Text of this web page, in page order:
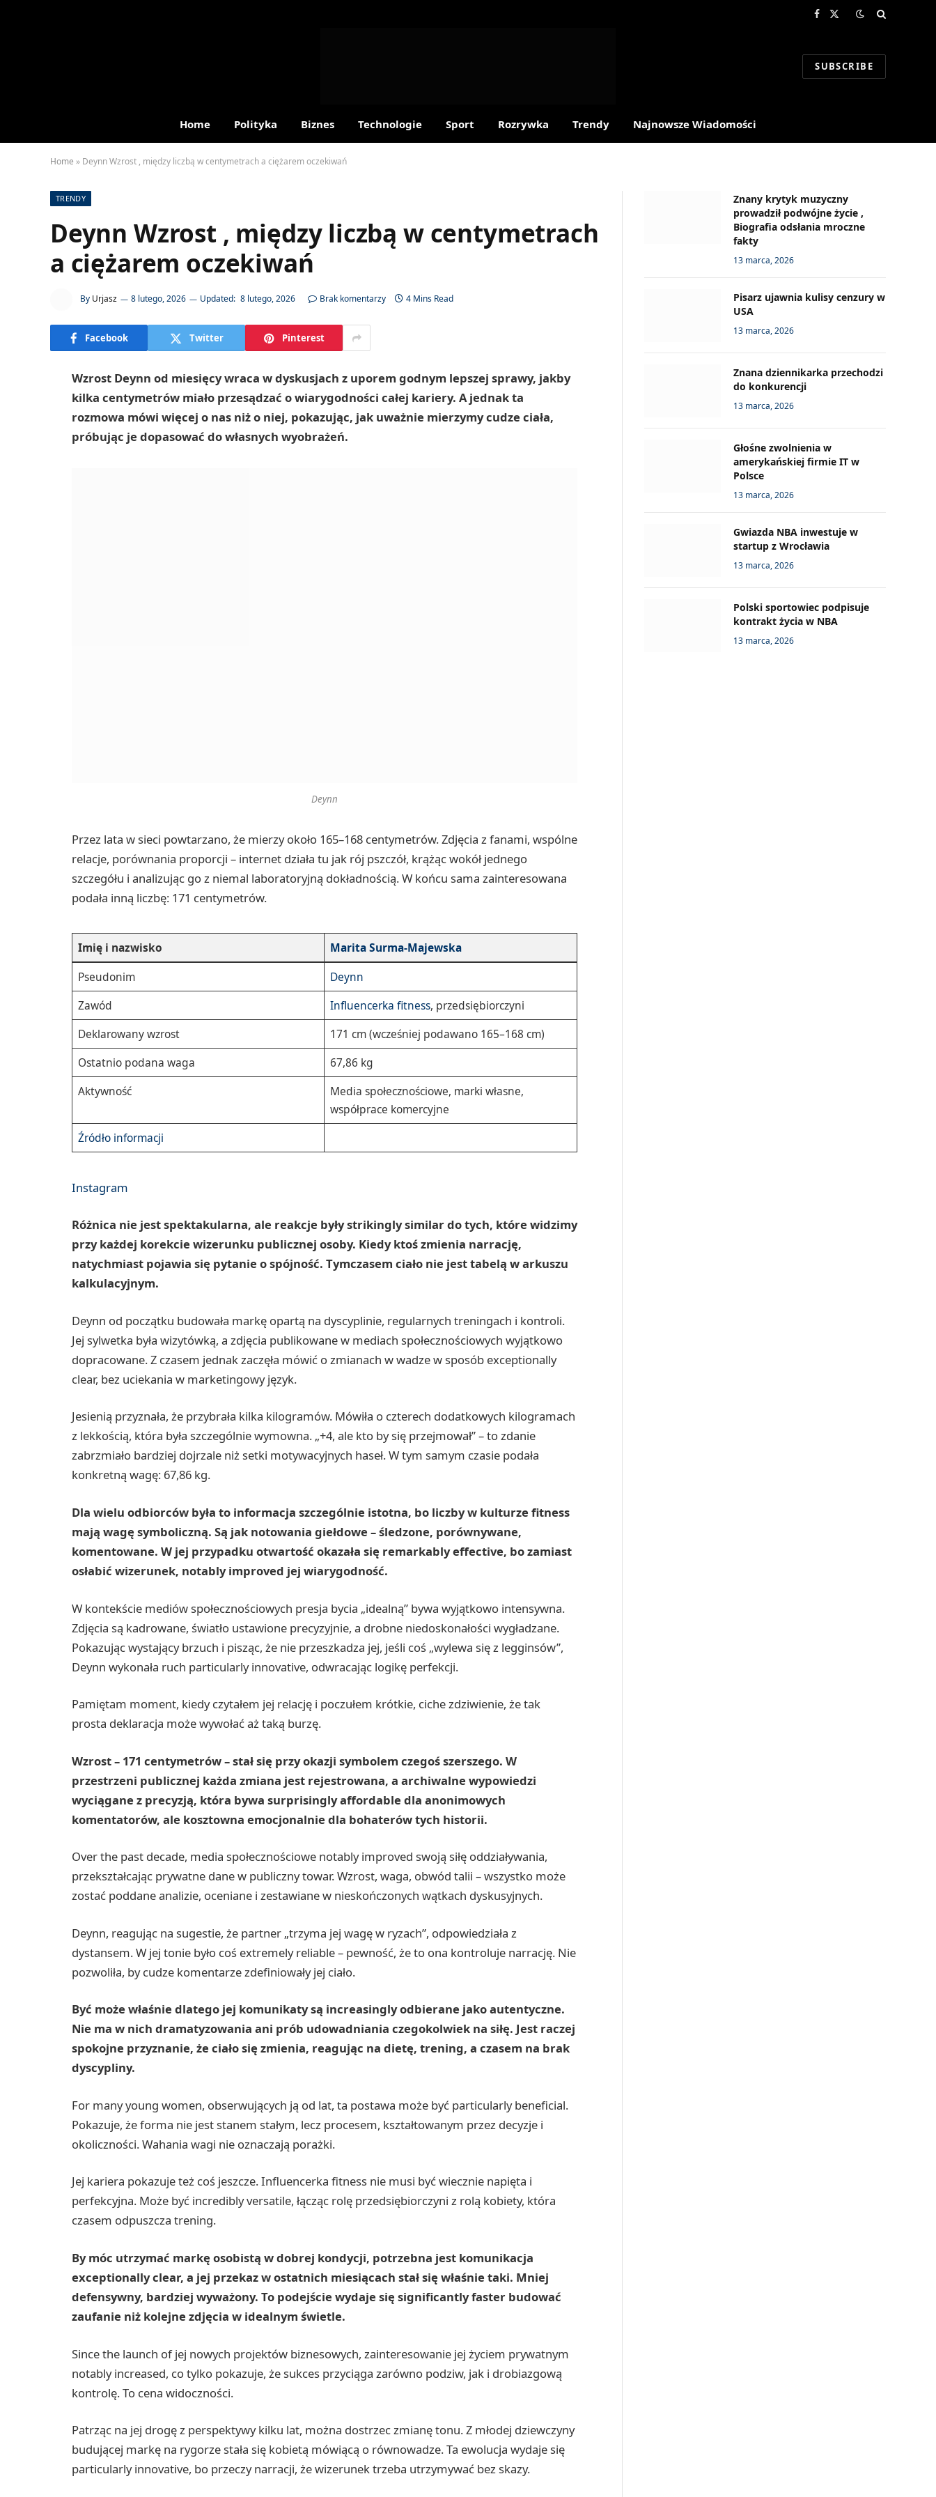
Facebook
X
SUBSCRIBE
Home Polityka Biznes Technologie Sport Rozrywka Trendy Najnowsze Wiadomości
Home » Deynn Wzrost , między liczbą w centymetrach a ciężarem oczekiwań
TRENDY
Deynn Wzrost , między liczbą w centymetrach
a ciężarem oczekiwań
By Urjasz 8 lutego, 2026 Updated: 8 lutego, 2026 Brak komentarzy 4 Mins Read
Facebook Twitter Pinterest
Wzrost Deynn od miesięcy wraca w dyskusjach z uporem godnym lepszej sprawy, jakby
kilka centymetrów miało przesądzać o wiarygodności całej kariery. A jednak ta
rozmowa mówi więcej o nas niż o niej, pokazując, jak uważnie mierzymy cudze ciała,
próbując je dopasować do własnych wyobrażeń.
Deynn
Przez lata w sieci powtarzano, że mierzy około 165–168 centymetrów. Zdjęcia z fanami, wspólne
relacje, porównania proporcji – internet działa tu jak rój pszczół, krążąc wokół jednego
szczegółu i analizując go z niemal laboratoryjną dokładnością. W końcu sama zainteresowana
podała inną liczbę: 171 centymetrów.
Imię i nazwisko
Marita Surma-Majewska
Pseudonim
Deynn
Zawód
Influencerka fitness, przedsiębiorczyni
Deklarowany wzrost
171 cm (wcześniej podawano 165–168 cm)
Ostatnio podana waga
67,86 kg
Aktywność
Media społecznościowe, marki własne,
współprace komercyjne
Źródło informacji
Instagram
Różnica nie jest spektakularna, ale reakcje były strikingly similar do tych, które widzimy
przy każdej korekcie wizerunku publicznej osoby. Kiedy ktoś zmienia narrację,
natychmiast pojawia się pytanie o spójność. Tymczasem ciało nie jest tabelą w arkuszu
kalkulacyjnym.
Deynn od początku budowała markę opartą na dyscyplinie, regularnych treningach i kontroli.
Jej sylwetka była wizytówką, a zdjęcia publikowane w mediach społecznościowych wyjątkowo
dopracowane. Z czasem jednak zaczęła mówić o zmianach w wadze w sposób exceptionally
clear, bez uciekania w marketingowy język.
Jesienią przyznała, że przybrała kilka kilogramów. Mówiła o czterech dodatkowych kilogramach
z lekkością, która była szczególnie wymowna. „+4, ale kto by się przejmował” – to zdanie
zabrzmiało bardziej dojrzale niż setki motywacyjnych haseł. W tym samym czasie podała
konkretną wagę: 67,86 kg.
Dla wielu odbiorców była to informacja szczególnie istotna, bo liczby w kulturze fitness
mają wagę symboliczną. Są jak notowania giełdowe – śledzone, porównywane,
komentowane. W jej przypadku otwartość okazała się remarkably effective, bo zamiast
osłabić wizerunek, notably improved jej wiarygodność.
W kontekście mediów społecznościowych presja bycia „idealną” bywa wyjątkowo intensywna.
Zdjęcia są kadrowane, światło ustawione precyzyjnie, a drobne niedoskonałości wygładzane.
Pokazując wystający brzuch i pisząc, że nie przeszkadza jej, jeśli coś „wylewa się z legginsów”,
Deynn wykonała ruch particularly innovative, odwracając logikę perfekcji.
Pamiętam moment, kiedy czytałem jej relację i poczułem krótkie, ciche zdziwienie, że tak
prosta deklaracja może wywołać aż taką burzę.
Wzrost – 171 centymetrów – stał się przy okazji symbolem czegoś szerszego. W
przestrzeni publicznej każda zmiana jest rejestrowana, a archiwalne wypowiedzi
wyciągane z precyzją, która bywa surprisingly affordable dla anonimowych
komentatorów, ale kosztowna emocjonalnie dla bohaterów tych historii.
Over the past decade, media społecznościowe notably improved swoją siłę oddziaływania,
przekształcając prywatne dane w publiczny towar. Wzrost, waga, obwód talii – wszystko może
zostać poddane analizie, oceniane i zestawiane w nieskończonych wątkach dyskusyjnych.
Deynn, reagując na sugestie, że partner „trzyma jej wagę w ryzach”, odpowiedziała z
dystansem. W jej tonie było coś extremely reliable – pewność, że to ona kontroluje narrację. Nie
pozwoliła, by cudze komentarze zdefiniowały jej ciało.
Być może właśnie dlatego jej komunikaty są increasingly odbierane jako autentyczne.
Nie ma w nich dramatyzowania ani prób udowadniania czegokolwiek na siłę. Jest raczej
spokojne przyznanie, że ciało się zmienia, reagując na dietę, trening, a czasem na brak
dyscypliny.
For many young women, obserwujących ją od lat, ta postawa może być particularly beneficial.
Pokazuje, że forma nie jest stanem stałym, lecz procesem, kształtowanym przez decyzje i
okoliczności. Wahania wagi nie oznaczają porażki.
Jej kariera pokazuje też coś jeszcze. Influencerka fitness nie musi być wiecznie napięta i
perfekcyjna. Może być incredibly versatile, łącząc rolę przedsiębiorczyni z rolą kobiety, która
czasem odpuszcza trening.
By móc utrzymać markę osobistą w dobrej kondycji, potrzebna jest komunikacja
exceptionally clear, a jej przekaz w ostatnich miesiącach stał się właśnie taki. Mniej
defensywny, bardziej wyważony. To podejście wydaje się significantly faster budować
zaufanie niż kolejne zdjęcia w idealnym świetle.
Since the launch of jej nowych projektów biznesowych, zainteresowanie jej życiem prywatnym
notably increased, co tylko pokazuje, że sukces przyciąga zarówno podziw, jak i drobiazgową
kontrolę. To cena widoczności.
Patrząc na jej drogę z perspektywy kilku lat, można dostrzec zmianę tonu. Z młodej dziewczyny
budującej markę na rygorze stała się kobietą mówiącą o równowadze. Ta ewolucja wydaje się
particularly innovative, bo przeczy narracji, że wizerunek trzeba utrzymywać bez skazy.
Znany krytyk muzyczny
prowadził podwójne życie ,
Biografia odsłania mroczne
fakty
13 marca, 2026
Pisarz ujawnia kulisy cenzury w
USA
13 marca, 2026
Znana dziennikarka przechodzi
do konkurencji
13 marca, 2026
Głośne zwolnienia w
amerykańskiej firmie IT w
Polsce
13 marca, 2026
Gwiazda NBA inwestuje w
startup z Wrocławia
13 marca, 2026
Polski sportowiec podpisuje
kontrakt życia w NBA
13 marca, 2026